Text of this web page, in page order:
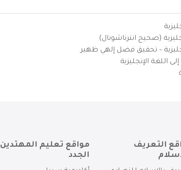
(صحيح انترناشونال)
– تحقيق فضل إلهي ظهير
اللغة الإنجليزية
التعريف
مواقع تعليم المهتدين
الجدد